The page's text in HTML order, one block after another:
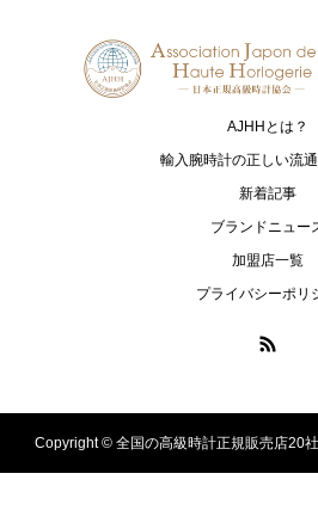
PANERAI
プロ
ゼニス
AJHHとは？
輸入腕時計の正しい流
新着記事
ブランドニュー
加盟店一覧
プライバシーポリ
Copyright © 全国の高級時計正規販売店20